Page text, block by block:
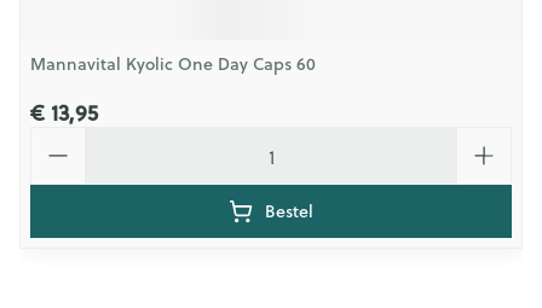
Mannavital Kyolic One Day Caps 60
€ 13,95
Bestel